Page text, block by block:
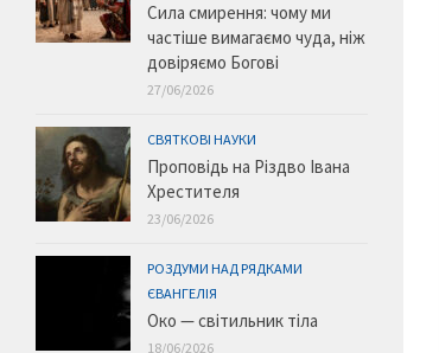
Сила смирення: чому ми
частіше вимагаємо чуда, ніж
довіряємо Богові
27/06/2026
СВЯТКОВІ НАУКИ
Проповідь на Різдво Івана
Хрестителя
23/06/2026
РОЗДУМИ НАД РЯДКАМИ
ЄВАНГЕЛІЯ
Око — світильник тіла
18/06/2026